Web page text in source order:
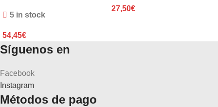
5 in stock
54,45€
27,50€
Síguenos en
Facebook
Instagram
Métodos de pago